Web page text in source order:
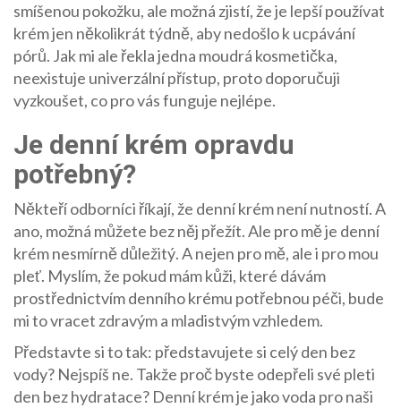
smíšenou pokožku, ale možná zjistí, že je lepší používat
krém jen několikrát týdně, aby nedošlo k ucpávání
pórů. Jak mi ale řekla jedna moudrá kosmetička,
neexistuje univerzální přístup, proto doporučuji
vyzkoušet, co pro vás funguje nejlépe.
Je denní krém opravdu
potřebný?
Někteří odborníci říkají, že denní krém není nutností. A
ano, možná můžete bez něj přežít. Ale pro mě je denní
krém nesmírně důležitý. A nejen pro mě, ale i pro mou
pleť. Myslím, že pokud mám kůži, které dávám
prostřednictvím denního krému potřebnou péči, bude
mi to vracet zdravým a mladistvým vzhledem.
Představte si to tak: představujete si celý den bez
vody? Nejspíš ne. Takže proč byste odepřeli své pleti
den bez hydratace? Denní krém je jako voda pro naši